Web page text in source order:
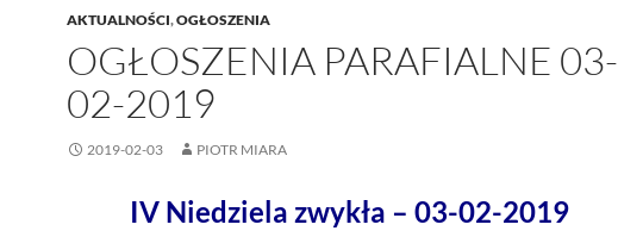
AKTUALNOŚCI,OGŁOSZENIA
OGŁOSZENIA PARAFIALNE 03-
02-2019
2019-02-03 PIOTR MIARA
IV Niedziela zwykła – 03-02-2019
channel/UCeN8ciSo_a79igwmwNXx2qw